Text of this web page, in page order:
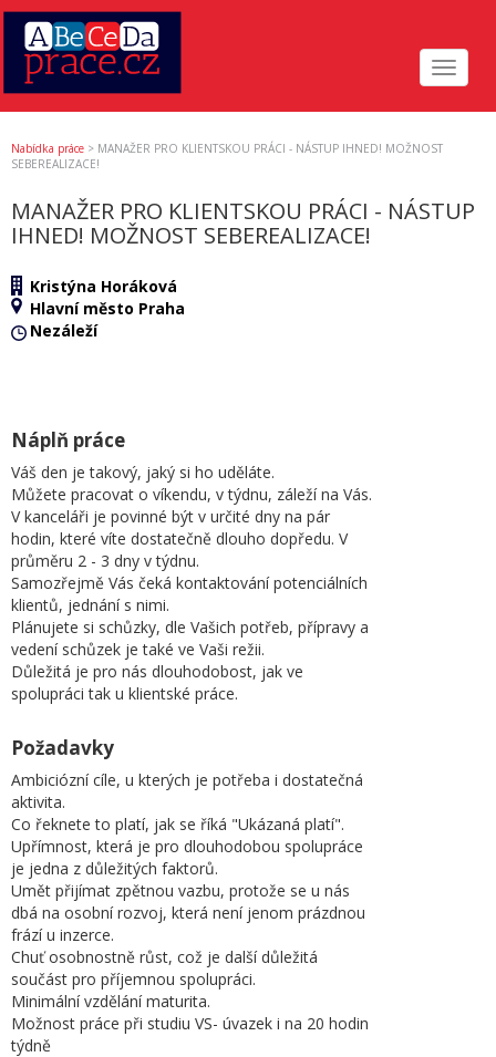
Toggle
Nabídka práce > MANAŽER PRO KLIENTSKOU PRÁCI - NÁSTUP IHNED! MOŽNOST
SEBEREALIZACE!
MANAŽER PRO KLIENTSKOU PRÁCI - NÁSTUP
IHNED! MOŽNOST SEBEREALIZACE!
Kristýna Horáková
Hlavní město Praha
Nezáleží
Náplň práce
Váš den je takový, jaký si ho uděláte.
Můžete pracovat o víkendu, v týdnu, záleží na Vás.
V kanceláři je povinné být v určité dny na pár
hodin, které víte dostatečně dlouho dopředu. V
průměru 2 - 3 dny v týdnu.
Samozřejmě Vás čeká kontaktování potenciálních
klientů, jednání s nimi.
Plánujete si schůzky, dle Vašich potřeb, přípravy a
vedení schůzek je také ve Vaši režii.
Důležitá je pro nás dlouhodobost, jak ve
spolupráci tak u klientské práce.
Požadavky
Ambiciózní cíle, u kterých je potřeba i dostatečná
aktivita.
Co řeknete to platí, jak se říká "Ukázaná platí".
Upřímnost, která je pro dlouhodobou spolupráce
je jedna z důležitých faktorů.
Umět přijímat zpětnou vazbu, protože se u nás
dbá na osobní rozvoj, která není jenom prázdnou
frází u inzerce.
Chuť osobnostně růst, což je další důležitá
součást pro příjemnou spolupráci.
Minimální vzdělání maturita.
Možnost práce při studiu VS- úvazek i na 20 hodin
týdně